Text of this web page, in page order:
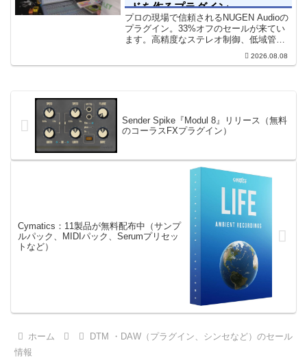
ドを作るプラグイン
プロの現場で信頼されるNUGEN Audioの
プラグイン。33%オフのセールが来てい
ます。高精度なステレオ制御、低域管
理、リバーブツールが揃っています。モ
ノラル再生でも崩さずにミックス全体の
2026.08.08
Sender Spike『Modul 8』リリース（無料
のコーラスFXプラグイン）
Cymatics：11製品が無料配布中（サンプ
ルパック、MIDIパック、Serumプリセッ
トなど）
ホーム
DTM ・DAW（プラグイン、シンセなど）のセール
情報